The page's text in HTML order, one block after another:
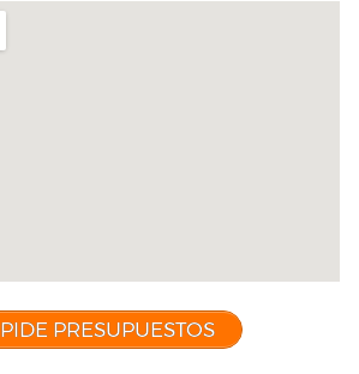
PIDE PRESUPUESTOS